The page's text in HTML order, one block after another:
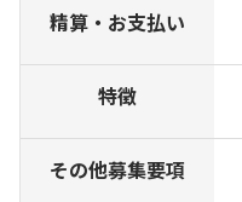
精算・お支払い
特徴
その他募集要項